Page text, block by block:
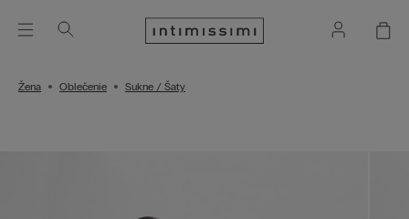
Žena Oblečenie Sukne / Šaty